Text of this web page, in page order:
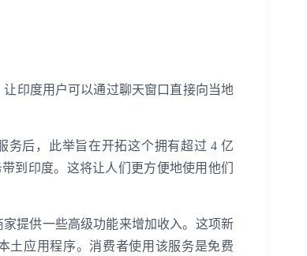
让印度用户可以通过聊天窗口直接向当地
务后，此举旨在开拓这个拥有超过 4 亿
到印度。这将让人们更方便地使用他们
家提供一些高级功能来增加收入。这项新
土应用程序。消费者使用该服务是免费